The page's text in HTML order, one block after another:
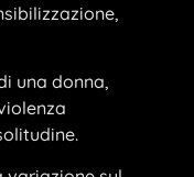
una donna,